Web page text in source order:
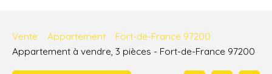
Vente Appartement
Fort-de-France 97200
Appartement à vendre, 3 pièces - Fort-de-France 97200